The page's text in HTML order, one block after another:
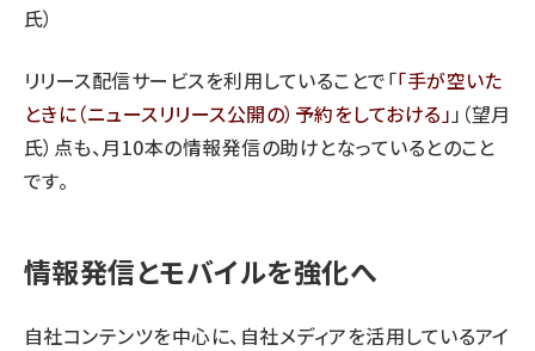
氏）
リリース配信サービスを利用していることで「 手が空いた
ときに（ニュースリリース公開の）予約をしておける 」（望月
氏）点も、月10本の情報発信の助けとなっているとのこと
です。
情報発信とモバイルを強化へ
自社コンテンツを中心に、自社メディアを活用しているアイ